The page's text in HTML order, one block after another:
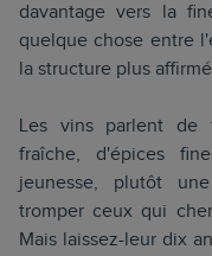
davantage vers la
quelque chose entre
la structure plus
Les vins parlent de
fraîche, d'épices
jeunesse, plutôt
tromper ceux qui
Mais laissez-leur dix